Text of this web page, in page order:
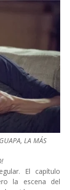
LA MÁS
El capítulo
la escena del